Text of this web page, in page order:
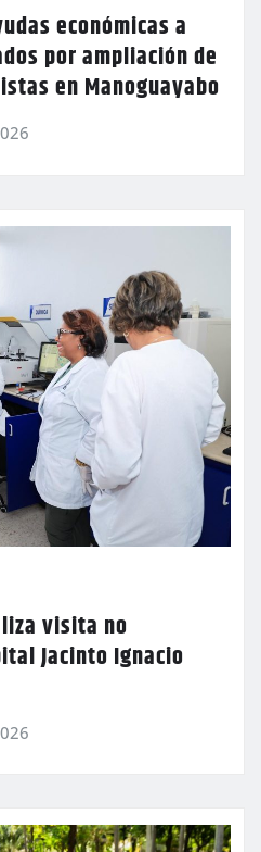
económicas a
por ampliación de
en Manoguayabo
visita no
Jacinto Ignacio